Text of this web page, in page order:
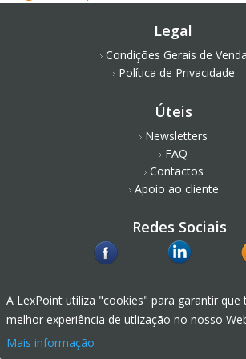
Legal
Condições Gerais de Venda
Política de Privacidade
Úteis
Newsletters
FAQ
Contactos
Apoio ao cliente
Redes Sociais
A LexPoint utiliza "cookies" para garantir que
melhor experiência de utlização no nosso
Mais informação